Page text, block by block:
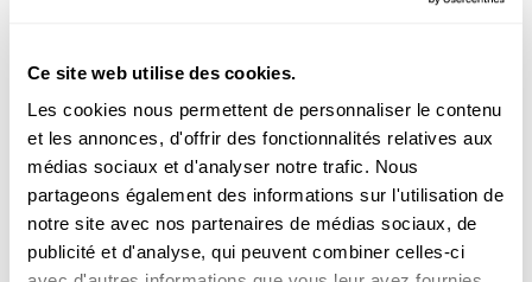
Ce site web utilise des cookies.
Les cookies nous permettent de personnaliser le contenu
et les annonces, d'offrir des fonctionnalités relatives aux
médias sociaux et d'analyser notre trafic. Nous
partageons également des informations sur l'utilisation de
notre site avec nos partenaires de médias sociaux, de
publicité et d'analyse, qui peuvent combiner celles-ci
Luxembourg Institute of Health (LIH)
Le LIH et le Centre Hospitalier de Luxembourg (CHL)
annoncent le lancement de l'étude PADOVA, un essai
clinique conçu pour évaluer l'efficacité et l'innocuité du
traitement intraveineux ‘prasinezumab’ chez des patients
atteints de la maladie de Parkinson à un stade précoce.